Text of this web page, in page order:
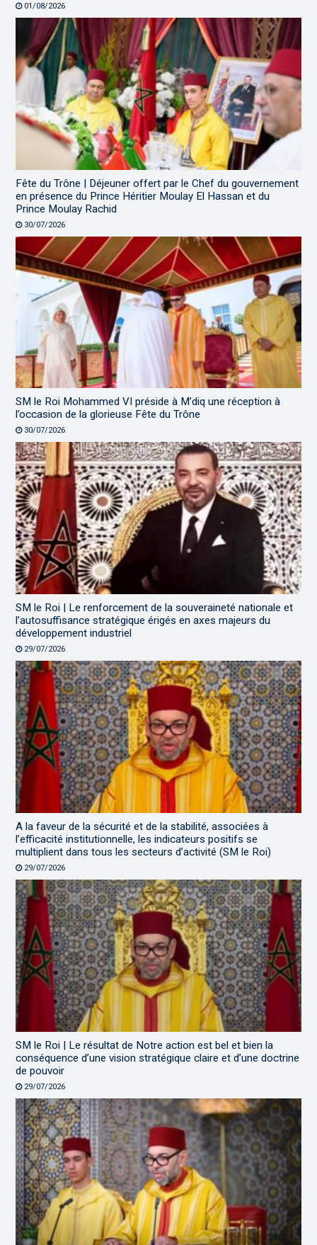
01/08/2026
Fête du Trône | Déjeuner offert par le Chef du gouvernement
en présence du Prince Héritier Moulay El Hassan et du
Prince Moulay Rachid
30/07/2026
SM le Roi Mohammed VI préside à M’diq une réception à
l’occasion de la glorieuse Fête du Trône
30/07/2026
SM le Roi | Le renforcement de la souveraineté nationale et
l’autosuffisance stratégique érigés en axes majeurs du
développement industriel
29/07/2026
A la faveur de la sécurité et de la stabilité, associées à
l’efficacité institutionnelle, les indicateurs positifs se
multiplient dans tous les secteurs d’activité (SM le Roi)
29/07/2026
SM le Roi | Le résultat de Notre action est bel et bien la
conséquence d’une vision stratégique claire et d’une doctrine
de pouvoir
29/07/2026